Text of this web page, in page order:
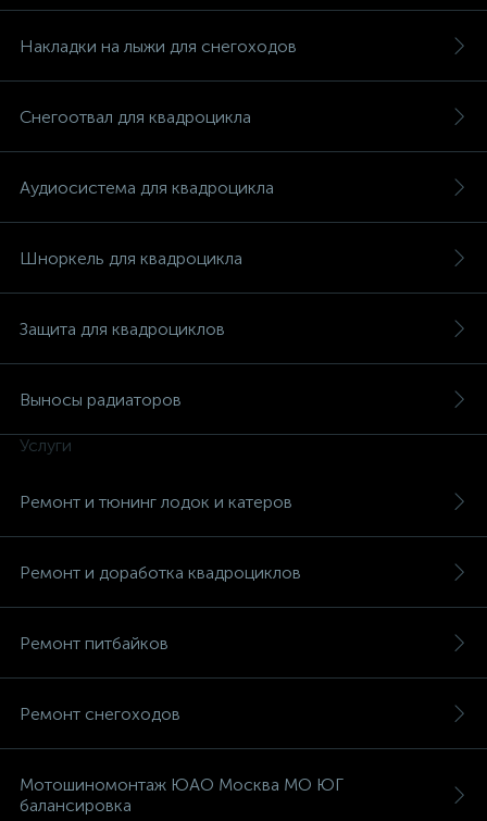
Накладки на лыжи для снегоходов
Снегоотвал для квадроцикла
Аудиосистема для квадроцикла
Шноркель для квадроцикла
Защита для квадроциклов
Выносы радиаторов
Услуги
Ремонт и тюнинг лодок и катеров
Ремонт и доработка квадроциклов
Ремонт питбайков
Ремонт снегоходов
Мотошиномонтаж ЮАО Москва МО ЮГ
балансировка